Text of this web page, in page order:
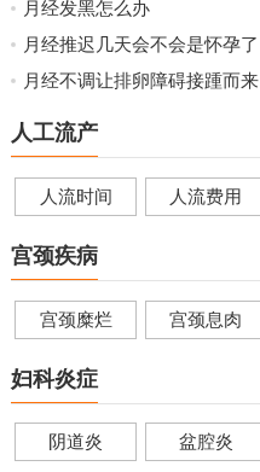
月经发黑怎么办
月经推迟几天会不会是怀孕了
月经不调让排卵障碍接踵而来
人工流产
人流时间 人流费用
宫颈疾病
宫颈糜烂 宫颈息肉
妇科炎症
阴道炎 盆腔炎